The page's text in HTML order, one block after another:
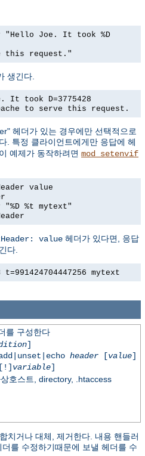
"Hello Joe. It took %D
this request."
생긴다.
It took D=3775428
to serve this request.
헤더가 있는 경우에만 선택적으로
. 특정 클라이언트에게만 응답에 헤
예제가 동작하려면 mod_setenvif
value
"%D %t mytext"
value 헤더가 있다면, 응답
다.
t=991424704447256 mytext
를 구성한다
]
header[value]
variable]
호스트, directory, .htaccess
치거나 대체, 제거한다. 내용 핸들러
를 수정하기때문에 보낼 헤더를 수